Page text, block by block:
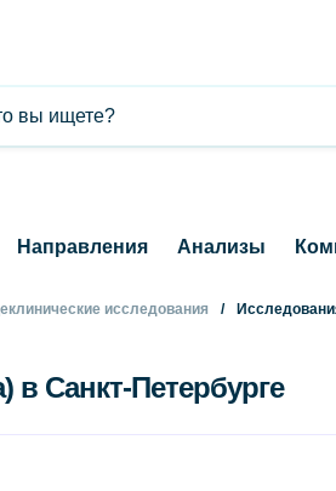
Направления Анализы
исследования
Санкт-Петербурге